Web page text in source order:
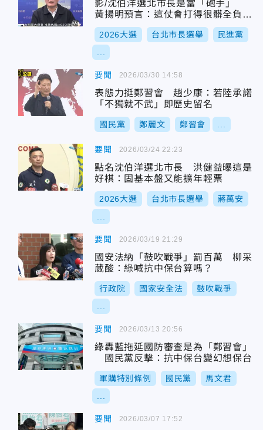
影/沈伯洋選北市長是當「砲手」
黃揚明預言：這仗會打得很髒全負面
攻擊
2026大選 台北市長選舉 民進黨
要聞
表態力挺鄭習會 趙少康：若陸承諾
「不獨就不武」即歷史留名
國民黨 鄭麗文 鄭習會
2026/03/30 14:58
要聞
點名沈伯洋選北市長 洪健益曝這是
好棋：固基本盤又能擴年輕票
2026大選 台北市長選舉 蔣萬安
2026/03/24 22:23
要聞
國安法納「鼓吹戰爭」罰百萬 柳采
葳酸：綠喊抗中保台算嗎？
行政院 國家安全法 鼓吹戰爭
2026/03/19 21:29
要聞
綠轟藍拖延國防審查是為「鄭習會」
國民黨反擊：抗中保台變幻想保台
軍購特別條例 國民黨 馬文君
2026/03/13 20:56
要聞 2026/03/07 17:52